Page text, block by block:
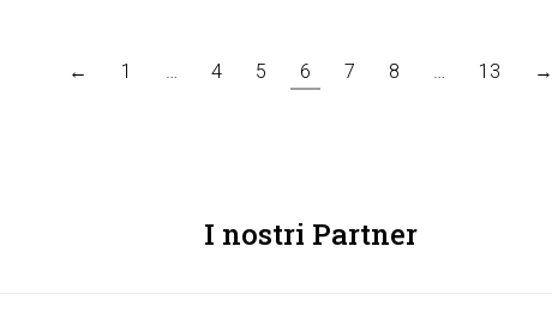
← 1 … 4 5 6 7 8 … 13 →
I nostri Partner